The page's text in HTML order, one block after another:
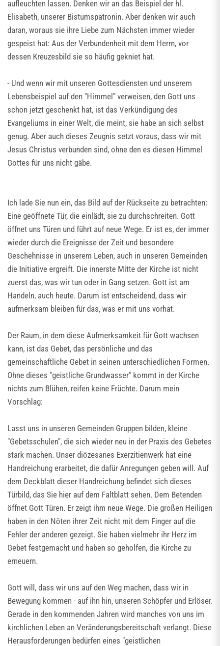
aufleuchten lassen. Denken wir an das Beispiel der hl.
Elisabeth, unserer Bistumspatronin. Aber denken wir auch
daran, woraus sie ihre Liebe zum Nächsten immer wieder
gespeist hat: Aus der Verbundenheit mit dem Herrn, vor
dessen Kreuzesbild sie so häufig gekniet hat.
- Und wenn wir mit unseren Gottesdiensten und unserem
Lebensbeispiel auf den "Himmel" verweisen, den Gott uns
schon jetzt geschenkt hat, ist das Verkündigung des
Evangeliums in einer Welt, die meint, sie habe an sich selbst
genug. Aber auch dieses Zeugnis setzt voraus, dass wir mit
Jesus Christus verbunden sind, ohne den es diesen Himmel
Gottes für uns nicht gäbe.
Ich lade Sie nun ein, das Bild auf der Rückseite zu betrachten:
Eine geöffnete Tür, die einlädt, sie zu durchschreiten. Gott
öffnet uns Türen und führt auf neue Wege. Er ist es, der immer
wieder durch die Ereignisse der Zeit und besondere
Geschehnisse in unserem Leben, auch in unseren Gemeinden
die Initiative ergreift. Die innerste Mitte der Kirche ist nicht
zuerst das, was wir tun oder in Gang setzen. Gott ist am
Handeln, auch heute. Darum ist entscheidend, dass wir
aufmerksam bleiben für das, was er mit uns vorhat.
Der Raum, in dem diese Aufmerksamkeit für Gott wachsen
kann, ist das Gebet, das persönliche und das
gemeinschaftliche Gebet in seinen unterschiedlichen Formen.
Ohne dieses "geistliche Grundwasser" kommt in der Kirche
nichts zum Blühen, reifen keine Früchte. Darum mein
Vorschlag:
Lasst uns in unseren Gemeinden Gruppen bilden, kleine
"Gebetsschulen", die sich wieder neu in der Praxis des Gebetes
stark machen. Unser diözesanes Exerzitienwerk hat eine
Handreichung erarbeitet, die dafür Anregungen geben will. Auf
dem Deckblatt dieser Handreichung befindet sich dieses
Türbild, das Sie hier auf dem Faltblatt sehen. Dem Betenden
öffnet Gott Türen. Er zeigt ihm neue Wege. Die großen Heiligen
haben in den Nöten ihrer Zeit nicht mit dem Finger auf die
Fehler der anderen gezeigt. Sie haben vielmehr ihr Herz im
Gebet festgemacht und haben so geholfen, die Kirche zu
erneuern.
Gott will, dass wir uns auf den Weg machen, dass wir in
Bewegung kommen - auf ihn hin, unseren Schöpfer und Erlöser.
Gerade in den kommenden Jahren wird manches von uns im
kirchlichen Leben an Veränderungsbereitschaft verlangt. Diese
Herausforderungen bedürfen eines "geistlichen